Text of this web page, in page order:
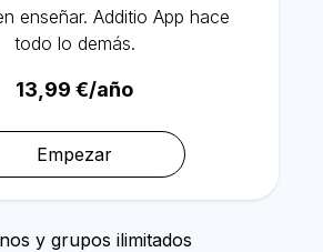
enseñar. Additio App hace
todo lo demás.
13,99 €/año
Empezar
y grupos ilimitados